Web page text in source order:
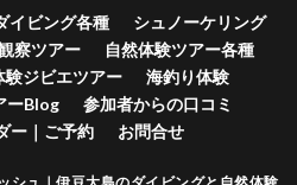
イビング各種
シュノーケリング
察ツアー
自然体験ツアー各種
験ジビエツアー
海釣り体験
ーBlog
参加者からの口コミ
ー｜ご予約
お問合せ